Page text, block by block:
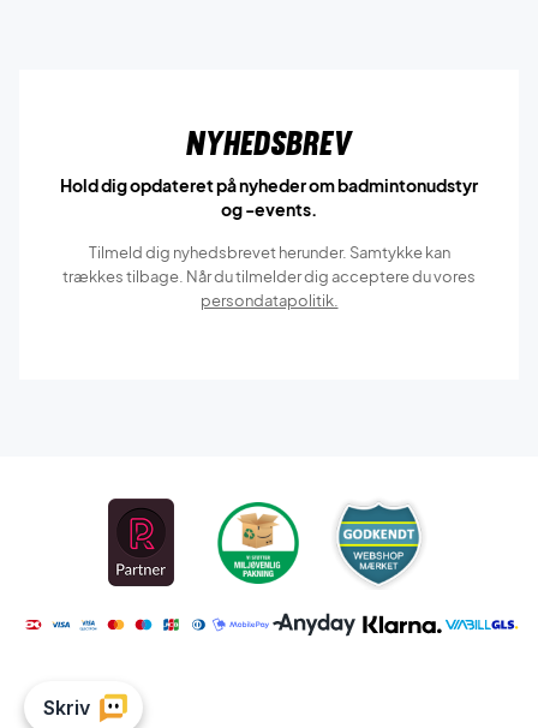
Nyhedsbrev
Hold dig opdateret på nyheder om badmintonudstyr
og -events.
Tilmeld dig nyhedsbrevet herunder. Samtykke kan
trækkes tilbage. Når du tilmelder dig acceptere du vores
persondatapolitik.